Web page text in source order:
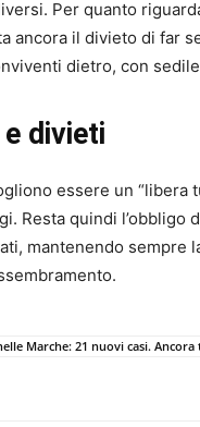
Per quanto
ancora il divieto di far
dietro, con
divieti
essere un “libera
Resta quindi l’obbligo
mantenendo sempre
Marche: 21 nuovi casi.